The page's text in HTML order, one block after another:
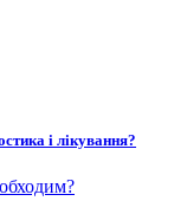
і лікування?